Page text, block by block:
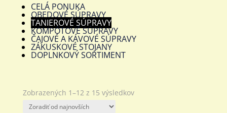
CELÁ PONUKA
OBEDOVÉ SÚPRAVY
TANIEROVÉ SÚPRAVY
KOMPÓTOVÉ SÚPRAVY
ČAJOVÉ A KÁVOVÉ SÚPRAVY
ZÁKUSKOVÉ STOJANY
DOPLNKOVÝ SORTIMENT
Zobrazených 1–12 z 15 výsledkovZoradené